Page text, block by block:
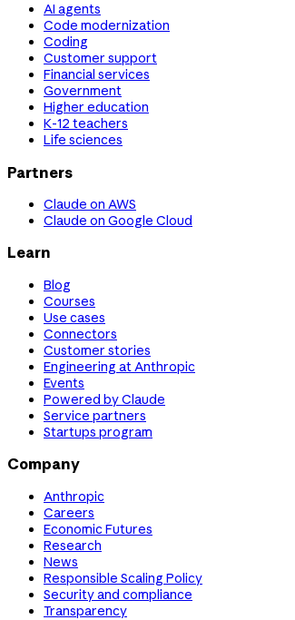
AI agents
Code modernization
Coding
Customer support
Financial services
Government
Higher education
K-12 teachers
Life sciences
Partners
Claude on AWS
Claude on Google Cloud
Learn
Blog
Courses
Use cases
Connectors
Customer stories
Engineering at Anthropic
Events
Powered by Claude
Service partners
Startups program
Company
Anthropic
Careers
Economic Futures
Research
News
Responsible Scaling Policy
Security and compliance
Transparency